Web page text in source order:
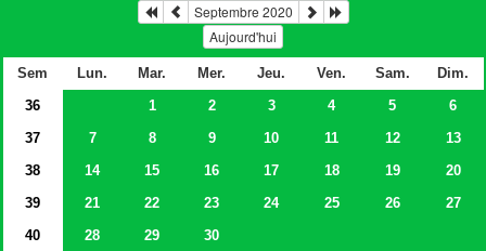
Septembre 2020
Aujourd'hui
Sem Lun. Mar. Mer. Jeu. Ven. Sam.
Dim.
36
1 2 3 4 5
6
37
7 8 9 10 11 12
13
38
14 15 16 17 18 19
20
39
21 22 23 24 25 26
27
40
28 29 30